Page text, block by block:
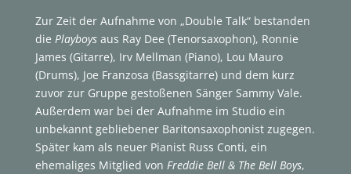
Zur Zeit der Aufnahme von „Double Talk“ bestanden
die Playboysaus Ray Dee (Tenorsaxophon), Ronnie
James (Gitarre), Irv Mellman (Piano), Lou Mauro
(Drums), Joe Franzosa (Bassgitarre) und dem kurz
zuvor zur Gruppe gestoßenen Sänger Sammy Vale.
Außerdem war bei der Aufnahme im Studio ein
unbekannt gebliebener Baritonsaxophonist zugegen.
Später kam als neuer Pianist Russ Conti, ein
ehemaliges Mitglied von Freddie Bell & The Bell Boys,